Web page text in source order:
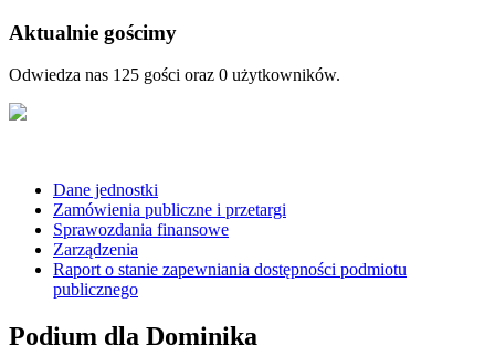
Aktualnie gościmy
Odwiedza nas 125 gości oraz 0 użytkowników.
Dane jednostki
Zamówienia publiczne i przetargi
Sprawozdania finansowe
Zarządzenia
Raport o stanie zapewniania dostępności podmiotu
publicznego
Podium dla Dominika